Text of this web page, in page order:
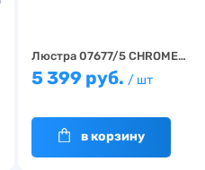
Люстра 07677/5 CHROME…
5 399 руб. / шт
в корзину